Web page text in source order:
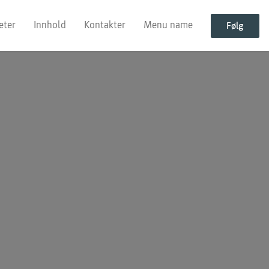
Innhold Kontakter Menu name Følg